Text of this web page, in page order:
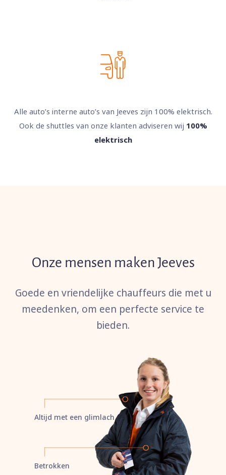
Alle auto’s interne auto’s van Jeeves zijn 100% elektrisch.
Ook de shuttles van onze klanten adviseren wij 100%
elektrisch
Onze mensen maken Jeeves
Goede en vriendelijke chauffeurs die met u
meedenken, om een perfecte service te
bieden.
Altijd met een glimlach
Betrokken